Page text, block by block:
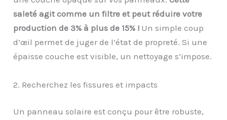
saleté agit comme un filtre et peut réduire votre
production de 3% à plus de 15% ! Un simple coup
d’œil permet de juger de l’état de propreté. Si une
épaisse couche est visible, un nettoyage s’impose.
2. Recherchez les fissures et impacts
Un panneau solaire est conçu pour être robuste,